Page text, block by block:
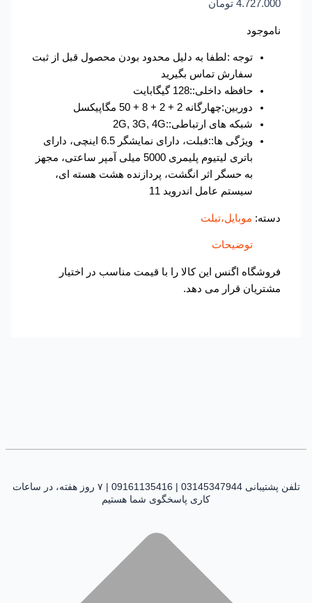
4.727.000 تومان
ناموجود
توجه :لطفا به دلیل محدود بودن محصول قبل از ثبت
سفارش تماس بگیرید
حافظه داخلی::128 گیگابایت
دوربین:چهارگانه 2 + 2 + 8 + 50 مگاپیکسل
شبکه های ارتباطی::2G, 3G, 4G
ویژگی ها::فبلت، دارای نمایشگر 6.5 اینچی، دارای
باتری لیتیوم پلیمری 5000 میلی آمپر ساعتی، مجهز
به حسگر اثر انگشت، پردازنده هشت هسته ای،
سیستم عامل اندروید 11
موبایل،تبلت
توضیحات
فروشگاه اگنس این کالا را با قیمت مناسب در اختیار
مشتریان قرار می دهد.
تلفن پشتیبانی 03145347944 | 09161135416 | ۷ روز هفته، در ساعات
کاری پاسخگوی شما هستیم